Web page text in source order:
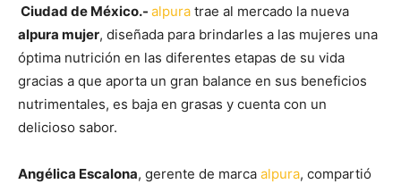
Ciudad de México.- alpura trae al mercado la nueva
alpura mujer, diseñada para brindarles a las mujeres una
óptima nutrición en las diferentes etapas de su vida
gracias a que aporta un gran balance en sus beneficios
nutrimentales, es baja en grasas y cuenta con un
delicioso sabor.
Angélica Escalona, gerente de marca alpura, compartió